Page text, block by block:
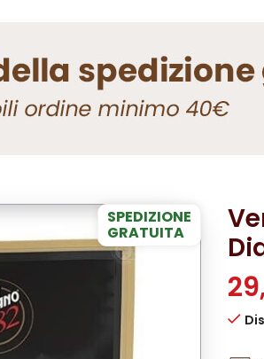
SPEDIZIONE
GRATUITA